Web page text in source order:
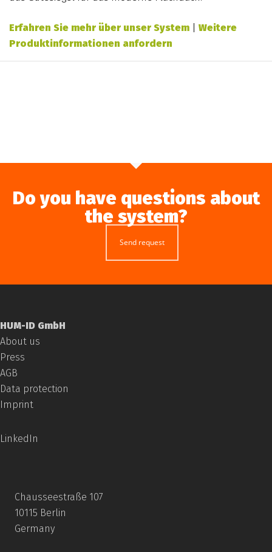
Erfahren Sie mehr über unser System |Weitere
Produktinformationen anfordern
Do you have questions about
the system?
Send request
HUM-ID GmbH
About us
Press
AGB
Data protection
Imprint
LinkedIn
Chausseestraße 107
10115 Berlin
Germany